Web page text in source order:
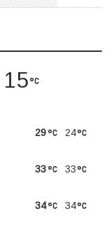
15
24
29
33
33
34
34